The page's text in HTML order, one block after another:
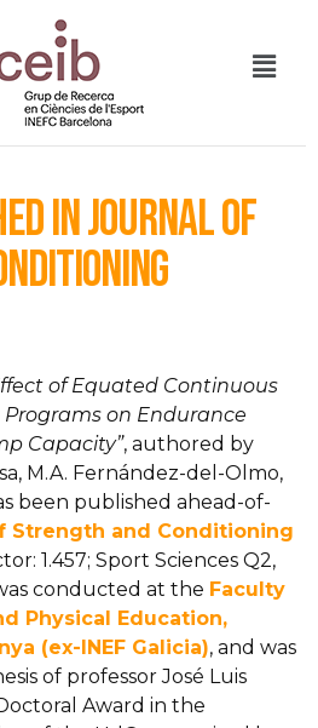
in Journal of
of Equated Continuous
on Endurance
Capacity”, authored by
M.A. Fernández-del-Olmo,
been published ahead-of-
Strength and Conditioning
1.457; Sport Sciences Q2,
conducted at the Faculty
Physical Education,
(ex-INEF Galicia), and was
of professor José Luis
Award in the